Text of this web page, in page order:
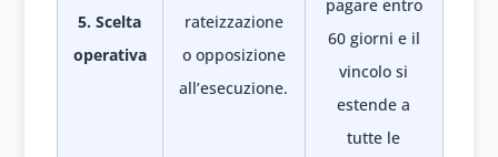
5. Scelta
operativa
rateizzazione
o opposizione
all’esecuzione.
pagare entro
60 giorni e il
vincolo si
estende a
tutte le